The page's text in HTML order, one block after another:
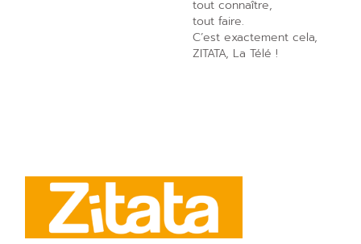
tout connaître,
tout faire.
C’est exactement cela,
ZITATA, La Télé !